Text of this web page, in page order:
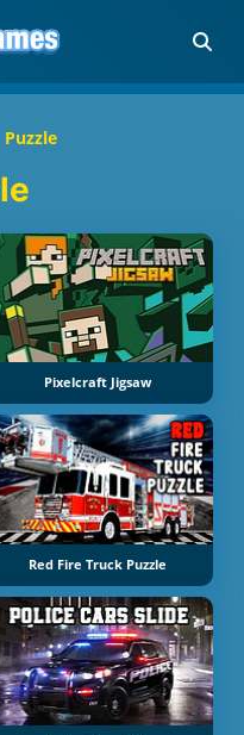
Puzzle
Pixelcraft Jigsaw
Red Fire Truck Puzzle